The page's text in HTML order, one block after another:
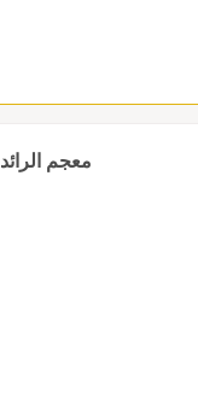
معجم الرائد